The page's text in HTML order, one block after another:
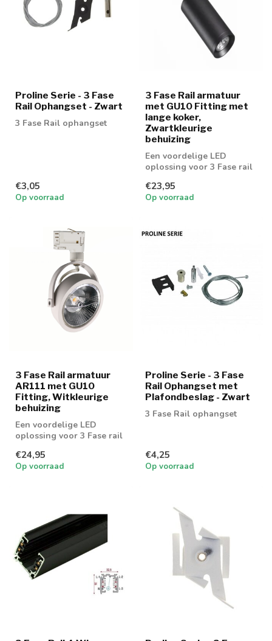
Proline Serie - 3 Fase
Rail Ophangset - Zwart
3 Fase Rail ophangset
€3,05
Op voorraad
3 Fase Rail armatuur
met GU10 Fitting met
lange koker,
Zwartkleurige
behuizing
Een voordelige LED
oplossing voor 3 Fase rail
GU10 spot
€23,95
Op voorraad
3 Fase Rail armatuur
AR111 met GU10
Fitting, Witkleurige
behuizing
Een voordelige LED
oplossing voor 3 Fase rail
€24,95
Op voorraad
Proline Serie - 3 Fase
Rail Ophangset met
Plafondbeslag - Zwart
3 Fase Rail ophangset
€4,25
Op voorraad